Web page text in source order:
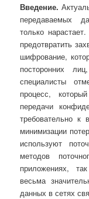
Введение.
передаваемых
только
предотвратить
шифрование,
посторонних
специалисты
процесс,
передачи
требовательно
минимизации
используют
методов
приложениях,
весьма
данных в сетях